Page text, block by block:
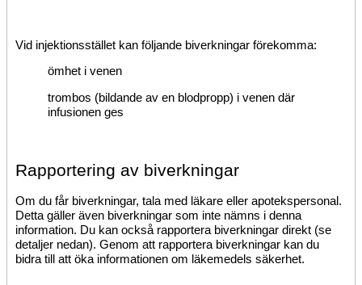
Vid injektionsstället kan följande biverkningar förekomma:
ömhet i venen
trombos (bildande av en blodpropp) i venen där
infusionen ges
Rapportering av biverkningar
Om du får biverkningar, tala med läkare eller apotekspersonal.
Detta gäller även biverkningar som inte nämns i denna
information. Du kan också rapportera biverkningar direkt (se
detaljer nedan). Genom att rapportera biverkningar kan du
bidra till att öka informationen om läkemedels säkerhet.